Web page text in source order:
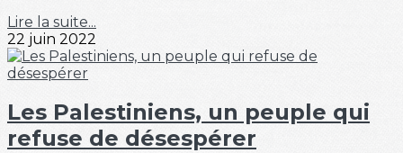
Lire la suite...
22 juin 2022
Les Palestiniens, un peuple qui
refuse de désespérer